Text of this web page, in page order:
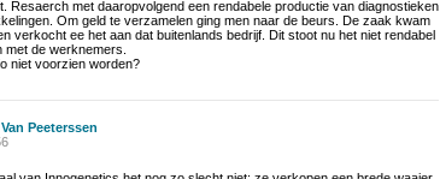
Resaerch met daaropvolgend een rendabele productie van diagnostieken
Om geld te verzamelen ging men naar de beurs. De zaak kwam
verkocht ee het aan dat buitenlands bedrijf. Dit stoot nu het niet rendabel
de werknemers.
niet voorzien worden?
Peeterssen